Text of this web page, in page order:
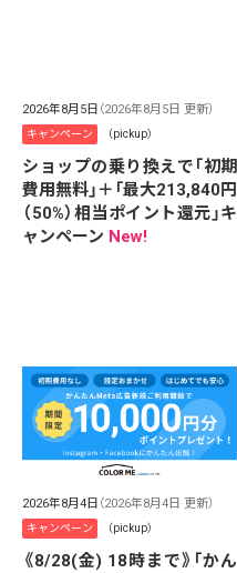
2026年8月5日 （2026年8月5日 更新）
キャンペーン （pickup）
ショップの乗り換えで「初期
費用無料」＋「最大213,840円
（50%）相当ポイント還元」キ
ャンペーン New!
2026年8月4日 （2026年8月4日 更新）
キャンペーン （pickup）
《8/28(金) 18時まで》「かん